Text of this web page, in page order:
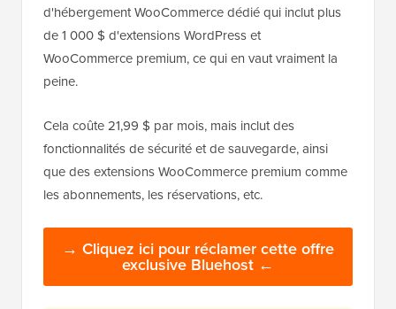
d'hébergement WooCommerce dédié qui inclut plus
de 1 000 $ d'extensions WordPress et
WooCommerce premium, ce qui en vaut vraiment la
peine.
Cela coûte 21,99 $ par mois, mais inclut des
fonctionnalités de sécurité et de sauvegarde, ainsi
que des extensions WooCommerce premium comme
les abonnements, les réservations, etc.
→ Cliquez ici pour réclamer cette offre
exclusive Bluehost ←